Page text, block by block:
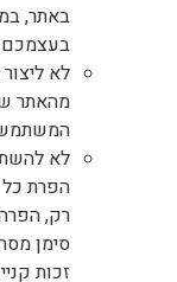
באתר,
בעצמכם
לא
מהאתר
המשתמש
לא
הפרת כל
רק,
סימן
זכות